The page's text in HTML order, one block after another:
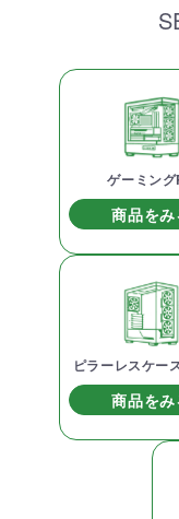
ゲーミング
商品をみ
ピラーレスケー
商品をみ